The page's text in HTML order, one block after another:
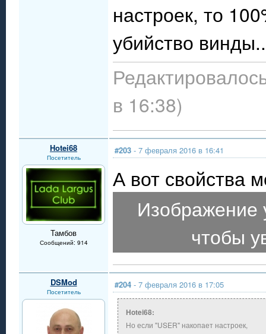
настроек, то
убийство
в 16:38)
Hotei68
Посетитель
Тамбов
Сообщений: 914
#203 - 7 февраля 2016 в 16:41
А вот свойства
чтобы
DSMod
Посетитель
#204 - 7 февраля 2016 в 17:05
Hotei68:
Но если "USER" накопает настроек,